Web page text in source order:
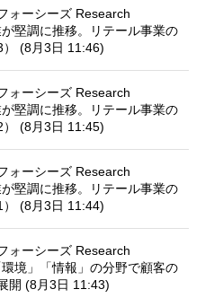
ォーシーズ Research
堅調に推移。リテール事業の
(8月3日 11:46)
ォーシーズ Research
堅調に推移。リテール事業の
(8月3日 11:45)
ォーシーズ Research
堅調に推移。リテール事業の
(8月3日 11:44)
ォーシーズ Research
境」「情報」の分野で顧客の
開 (8月3日 11:43)